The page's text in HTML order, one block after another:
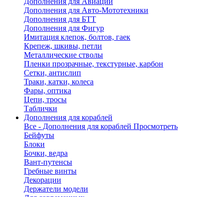
Дополнения для Авто-Мототехники
Дополнения для БТТ
Дополнения для Фигур
Имитация клепок, болтов, гаек
Крепеж, шкивы, петли
Металлические стволы
Пленки прозрачные, текстурные, карбон
Сетки, антислип
Траки, катки, колеса
Фары, оптика
Цепи, тросы
Таблички
Дополнения для кораблей
Все - Дополнения для кораблей Просмотреть
Бейфуты
Блоки
Бочки, ведра
Вант-путенсы
Гребные винты
Декорации
Держатели модели